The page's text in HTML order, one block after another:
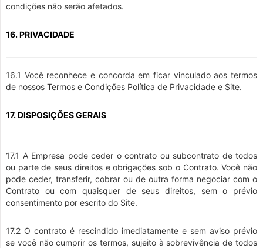
condições não serão afetados.
16. PRIVACIDADE
16.1 Você reconhece e concorda em ficar vinculado aos termos
de nossos Termos e Condições Política de Privacidade e Site.
17. DISPOSIÇÕES GERAIS
17.1 A Empresa pode ceder o contrato ou subcontrato de todos
ou parte de seus direitos e obrigações sob o Contrato. Você não
pode ceder, transferir, cobrar ou de outra forma negociar com o
Contrato ou com quaisquer de seus direitos, sem o prévio
consentimento por escrito do Site.
17.2 O contrato é rescindido imediatamente e sem aviso prévio
se você não cumprir os termos, sujeito à sobrevivência de todos